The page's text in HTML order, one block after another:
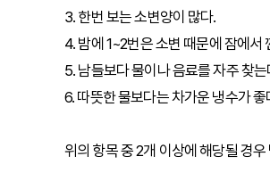
3. 한번 보는 소변양이 많다.
4. 밤에 1~2번은 소변 때문에 잠에서
5. 남들보다 물이나 음료를 자주 찾는
6. 따뜻한 물보다는 차가운 냉수가 좋
위의 항목 중 2개 이상에 해당될 경